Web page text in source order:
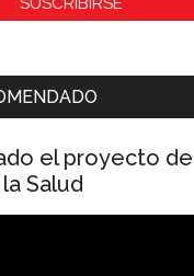
el proyecto
Salud